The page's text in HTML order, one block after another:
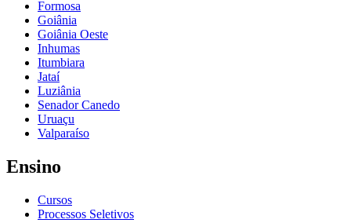
Formosa
Goiânia
Goiânia Oeste
Inhumas
Itumbiara
Jataí
Luziânia
Senador Canedo
Uruaçu
Valparaíso
Ensino
Cursos
Processos Seletivos